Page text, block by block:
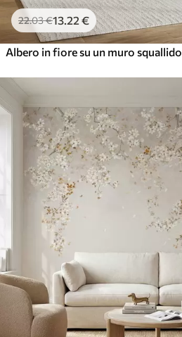
22.03€13 .22 €
Albero in fiore su un muro squallido